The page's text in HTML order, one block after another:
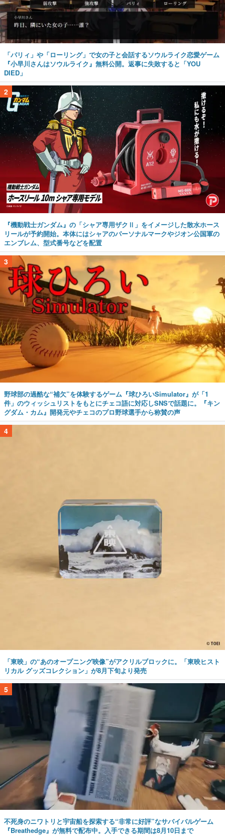
「パリィ」や「ローリング」で女の子と会話するソウルライク恋愛ゲーム
『小早川さんはソウルライク』無料公開。返事に失敗すると「YOU
DIED」
2
『機動戦士ガンダム』の「シャア専用ザクⅡ」をイメージした散水ホース
リールが予約開始。本体にはシャアのパーソナルマークやジオン公国軍の
エンブレム、型式番号などを配置
3
野球部の過酷な“補欠”を体験するゲーム『球ひろいSimulator』が「1
件」のウィッシュリストをもとにチェコ語に対応しSNSで話題に。『キン
グダム・カム』開発元やチェコのプロ野球選手から称賛の声
4
「東映」の“あのオープニング映像”がアクリルブロックに。「東映ヒスト
リカル グッズコレクション」が8月下旬より発売
5
不死身のニワトリと宇宙船を探索する“非常に好評”なサバイバルゲーム
『Breathedge』が無料で配布中。入手できる期間は8月10日まで